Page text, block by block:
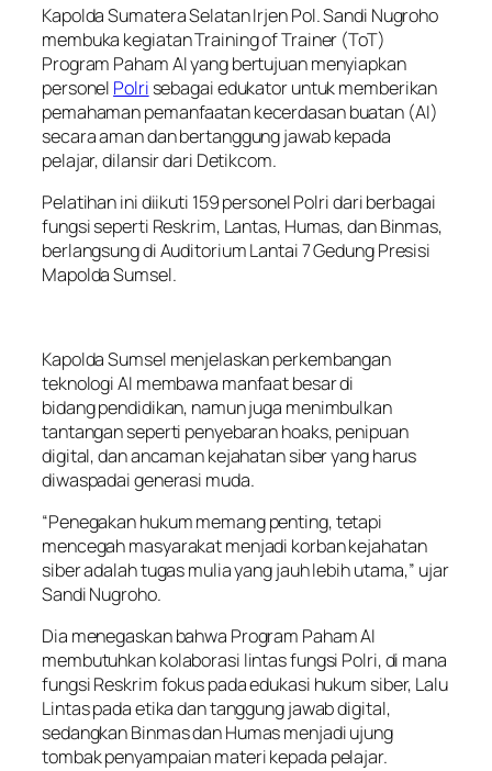
Kapolda Sumatera Selatan Irjen Pol. Sandi Nugroho
membuka kegiatan Training of Trainer (ToT)
Program Paham AI yang bertujuan menyiapkan
personel Polri sebagai edukator untuk memberikan
pemahaman pemanfaatan kecerdasan buatan (AI)
secara aman dan bertanggung jawab kepada
pelajar, dilansir dari Detikcom.
Pelatihan ini diikuti 159 personel Polri dari berbagai
fungsi seperti Reskrim, Lantas, Humas, dan Binmas,
berlangsung di Auditorium Lantai 7 Gedung Presisi
Mapolda Sumsel.
Kapolda Sumsel menjelaskan perkembangan
teknologi AI membawa manfaat besar di
bidang pendidikan, namun juga menimbulkan
tantangan seperti penyebaran hoaks, penipuan
digital, dan ancaman kejahatan siber yang harus
diwaspadai generasi muda.
“Penegakan hukum memang penting, tetapi
mencegah masyarakat menjadi korban kejahatan
siber adalah tugas mulia yang jauh lebih utama,” ujar
Sandi Nugroho.
Dia menegaskan bahwa Program Paham AI
membutuhkan kolaborasi lintas fungsi Polri, di mana
fungsi Reskrim fokus pada edukasi hukum siber, Lalu
Lintas pada etika dan tanggung jawab digital,
sedangkan Binmas dan Humas menjadi ujung
tombak penyampaian materi kepada pelajar.